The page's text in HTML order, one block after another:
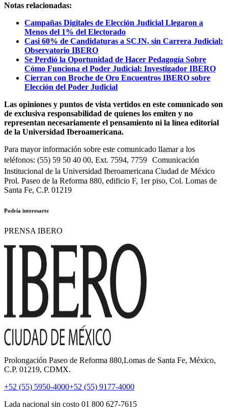
Notas relacionadas:
Campañas Digitales de Elección Judicial Llegaron a
Menos del 1% del Electorado
Casi 60% de Candidaturas a SCJN, sin Carrera Judicial:
Observatorio IBERO
Se Perdió la Oportunidad de Hacer Pedagogía Sobre
Cómo Funciona el Poder Judicial: Investigador IBERO
Cierran con Broche de Oro Encuentros IBERO sobre
Elección del Poder Judicial
Las opiniones y puntos de vista vertidos en este comunicado son
de exclusiva responsabilidad de quienes los emiten y no
representan necesariamente el pensamiento ni la línea editorial
de la Universidad Iberoamericana.
Para mayor información sobre este comunicado llamar a los
teléfonos: (55) 59 50 40 00, Ext. 7594, 7759 Comunicación
Institucional de la Universidad Iberoamericana Ciudad de México
Prol. Paseo de la Reforma 880, edificio F, 1er piso, Col. Lomas de
Santa Fe, C.P. 01219
Podría interesarte
PRENSA IBERO
Prolongación Paseo de Reforma 880,Lomas de Santa Fe, México,
C.P. 01219, CDMX.
+52 (55) 5950-4000+52 (55) 9177-4000
Lada nacional sin costo 01 800 627-7615